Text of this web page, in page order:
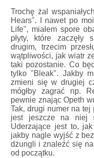
Trochę żal
Hears". I nawet po
Life", miałem spore
płyty, które zaczęły
drugim, trzecim
wątpliwości, jak wiatr
taki pozostanie. Co
tylko "Bleak". Jakby
zmieni się w drugiej
mógłby zagrać np.
pewnie znając Opeth
Tak, drugi numer na tej
jest jeszcze na niej
Uderzające jest to,
jakby nagle wyjść z
dżungli i znaleźć się
od początku.